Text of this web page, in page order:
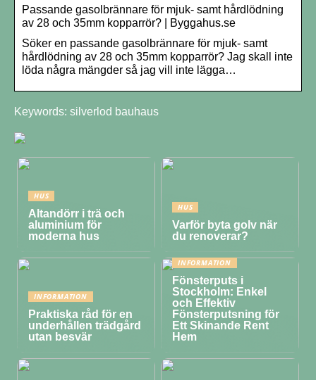
Passande gasolbrännare för mjuk- samt hårdlödning
av 28 och 35mm kopparrör? | Byggahus.se
Söker en passande gasolbrännare för mjuk- samt
hårdlödning av 28 och 35mm kopparrör? Jag skall inte
löda några mängder så jag vill inte lägga…
Keywords: silverlod bauhaus
HUS
Altandörr i trä och
aluminium för
moderna hus
HUS
Varför byta golv när
du renoverar?
INFORMATION
Praktiska råd för en
underhållen trädgård
utan besvär
INFORMATION
Fönsterputs i
Stockholm: Enkel
och Effektiv
Fönsterputsning för
Ett Skinande Rent
Hem